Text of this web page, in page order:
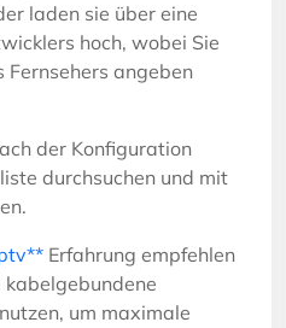
laden sie über eine
hoch, wobei Sie
Fernsehers angeben
der Konfiguration
durchsuchen und mit
Erfahrung empfehlen
um maximale